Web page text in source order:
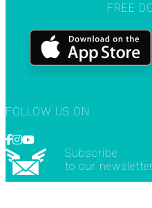
FREE
FOLLOW US ON
Subscribe
to our newsletter